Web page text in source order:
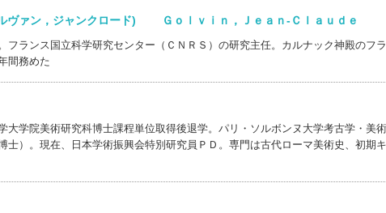
ヴァン，ジャンクロード) Ｇｏｌｖｉｎ，Ｊｅａｎ‐Ｃｌａｕｄｅ
フランス国立科学研究センター（ＣＮＲＳ）の研究主任。カルナック神殿のフ
間務めた
大学院美術研究科博士課程単位取得後退学。パリ・ソルボンヌ大学考古学・美
士）。現在、日本学術振興会特別研究員ＰＤ。専門は古代ローマ美術史、初期